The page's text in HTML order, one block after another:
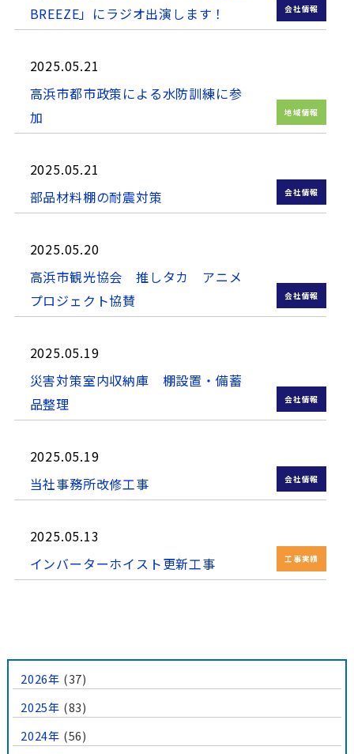
BREEZE」にラジオ出演します！
会社情報
2025.05.21
高浜市都市政策による水防訓練に参
加
地域情報
2025.05.21
部品材料棚の耐震対策
会社情報
2025.05.20
高浜市観光協会 推しタカ アニメ
プロジェクト協賛
会社情報
2025.05.19
災害対策室内収納庫 棚設置・備蓄
品整理
会社情報
2025.05.19
当社事務所改修工事
会社情報
2025.05.13
インバーターホイスト更新工事
工事実績
2026年 (37)
2025年 (83)
2024年 (56)